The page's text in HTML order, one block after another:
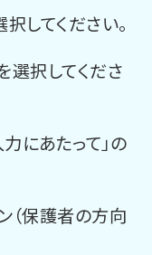
択してください。
選択してくださ
にあたって」の
（保護者の方向